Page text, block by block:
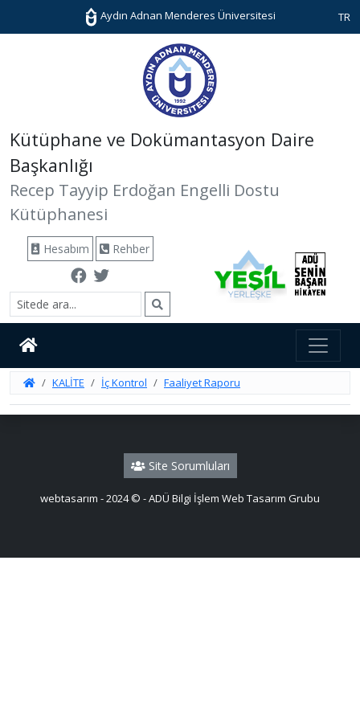
Aydın Adnan Menderes Üniversitesi TR
Kütüphane ve Dokümantasyon Daire
Başkanlığı
Recep Tayyip Erdoğan Engelli Dostu
Kütüphanesi
Hesabım Rehber
KALİTE İç Kontrol Faaliyet Raporu
Site Sorumluları
webtasarım - 2024 © - ADÜ Bilgi İşlem Web Tasarım Grubu